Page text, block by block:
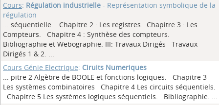
Cours: Régulation industrielle - Représentation symbolique de la
régulation
... séquentielle. Chapitre 2 : Les registres. Chapitre 3 : Les
Compteurs. Chapitre 4 : Synthèse des compteurs.
Bibliographie et Webographie. III: Travaux Dirigés Travaux
Dirigés 1 & 2. ...
Cours Génie Electrique: Ciruits Numeriques
... pitre 2 Algèbre de BOOLE et fonctions logiques. Chapitre 3
Les systèmes combinatoires Chapitre 4 Les circuits séquentiels.
Chapitre 5 Les systèmes logiques séquentiels. Bibliographie. ...